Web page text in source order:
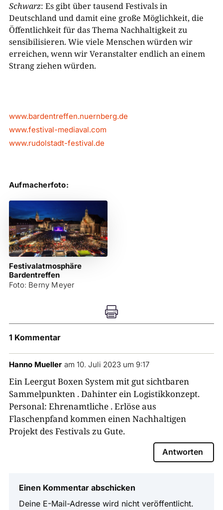
Schwarz: Es gibt über tausend Festivals in
Deutschland und damit eine große Möglichkeit, die
Öffentlichkeit für das Thema Nachhaltigkeit zu
sensibilisieren. Wie viele Menschen würden wir
erreichen, wenn wir Veranstalter endlich an einem
Strang ziehen würden.
www.bardentreffen.nuernberg.de
www.festival-mediaval.com
www.rudolstadt-festival.de
Aufmacherfoto:
Festivalatmosphäre
Bardentreffen
Foto: Berny Meyer

1 Kommentar
Hanno Mueller am 10. Juli 2023 um 9:17
Ein Leergut Boxen System mit gut sichtbaren
Sammelpunkten . Dahinter ein Logistikkonzept.
Personal: Ehrenamtliche . Erlöse aus
Flaschenpfand kommen einen Nachhaltigen
Projekt des Festivals zu Gute.
Antworten
Einen Kommentar abschicken
Deine E-Mail-Adresse wird nicht veröffentlicht.